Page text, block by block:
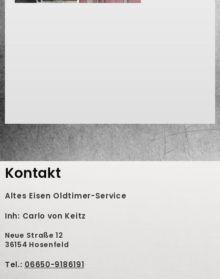
Kontakt
Altes Eisen Oldtimer-Service
Inh: Carlo von Keitz
Neue Straße 12
36154 Hosenfeld
Tel.: 06650-9186191